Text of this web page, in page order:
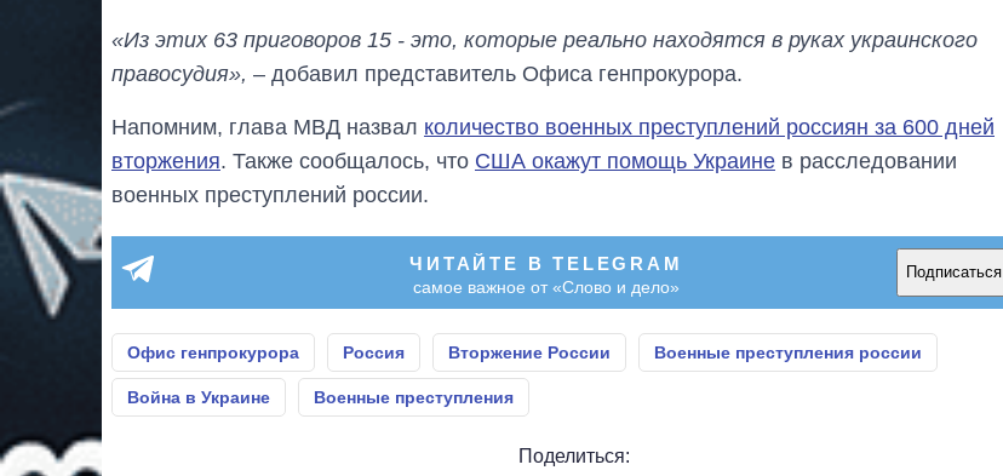
«Из этих 63 приговоров 15 - это, которые реально находятся в руках украинского
правосудия», – добавил представитель Офиса генпрокурора.
Напомним, глава МВД назвал количество военных преступлений россиян за 600 дней
вторжения. Также сообщалось, что США окажут помощь Украине в расследовании
военных преступлений россии.
ЧИТАЙТЕ В TELEGRAM
самое важное от «Слово и дело»
Подписаться
Офис генпрокурора Россия Вторжение России Военные преступления россии
Война в Украине Военные преступления
Поделиться: